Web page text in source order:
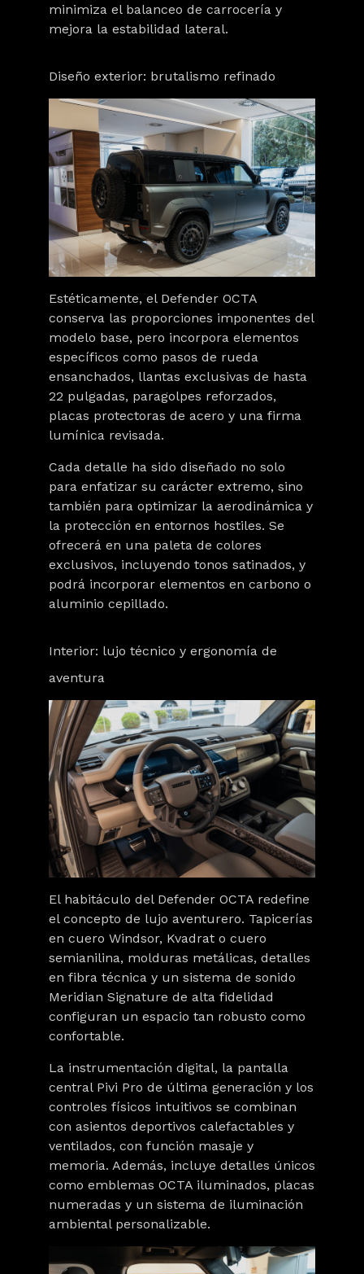
minimiza el balanceo de carrocería y
mejora la estabilidad lateral.
Diseño exterior: brutalismo refinado
Estéticamente, el Defender OCTA
conserva las proporciones imponentes del
modelo base, pero incorpora elementos
específicos como pasos de rueda
ensanchados, llantas exclusivas de hasta
22 pulgadas, paragolpes reforzados,
placas protectoras de acero y una firma
lumínica revisada.
Cada detalle ha sido diseñado no solo
para enfatizar su carácter extremo, sino
también para optimizar la aerodinámica y
la protección en entornos hostiles. Se
ofrecerá en una paleta de colores
exclusivos, incluyendo tonos satinados, y
podrá incorporar elementos en carbono o
aluminio cepillado.
Interior: lujo técnico y ergonomía de
aventura
El habitáculo del Defender OCTA redefine
el concepto de lujo aventurero. Tapicerías
en cuero Windsor, Kvadrat o cuero
semianilina, molduras metálicas, detalles
en fibra técnica y un sistema de sonido
Meridian Signature de alta fidelidad
configuran un espacio tan robusto como
confortable.
La instrumentación digital, la pantalla
central Pivi Pro de última generación y los
controles físicos intuitivos se combinan
con asientos deportivos calefactables y
ventilados, con función masaje y
memoria. Además, incluye detalles únicos
como emblemas OCTA iluminados, placas
numeradas y un sistema de iluminación
ambiental personalizable.